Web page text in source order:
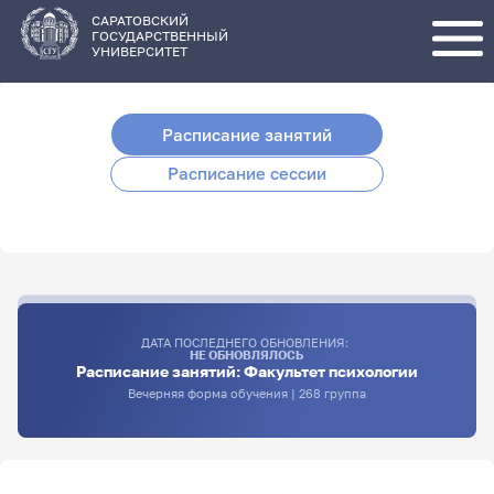
основному
содержанию
САРАТОВСКИЙ
ГОСУДАРСТВЕННЫЙ
УНИВЕРСИТЕТ
Расписание занятий
Расписание сессии
ДАТА ПОСЛЕДНЕГО ОБНОВЛЕНИЯ:
НЕ ОБНОВЛЯЛОСЬ
Расписание занятий: Факультет психологии
Вечерняя форма обучения | 268 группа